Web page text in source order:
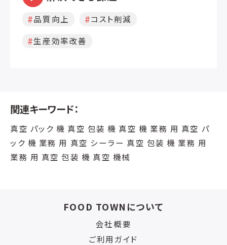
品質向上
コスト削減
生産効率改善
関連キーワード：
真空 パック 機 真空 包装 機 真空 機 業務 用 真空 パ
ック 機 業務 用 真空 シーラー 真空 包装 機 業務 用
業務 用 真空 包装 機 真空 機械
FOOD TOWNについて
会社概要
ご利用ガイド